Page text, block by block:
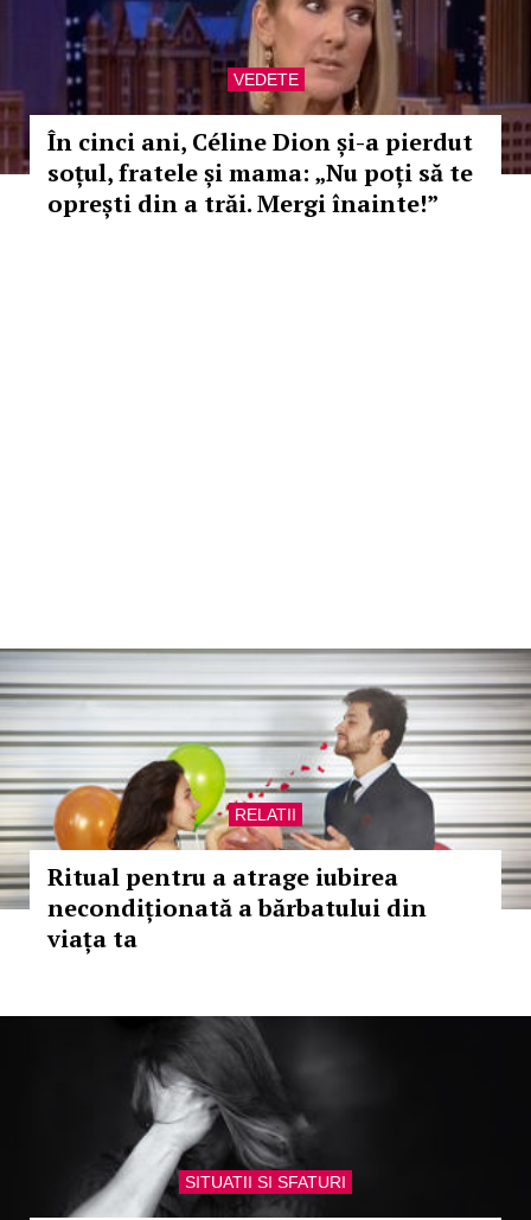
VEDETE
În cinci ani, Céline Dion și-a pierdut
soțul, fratele și mama: „Nu poți să te
oprești din a trăi. Mergi înainte!”
RELATII
Ritual pentru a atrage iubirea
necondiționată a bărbatului din
viața ta
SITUATII SI SFATURI